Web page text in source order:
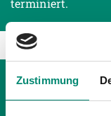
Zustimmung